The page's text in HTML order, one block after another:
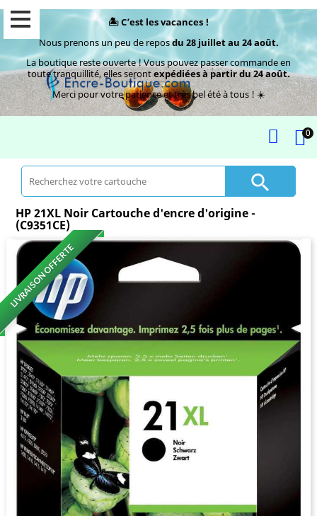
🏝️ C’est les vacances !
Nous prenons un peu de reposdu 28 juillet au 24 août.
La boutique reste ouverte ! Vous pouvez passer commande en
toute tranquillité, elles serontexpédiées à partir du 24 août.
Merci pour votre patience et très bel été à tous ! ☀️
0

HP 21XL Noir Cartouche d'encre d'origine -
(C9351CE)
LIVRAISON OFFERTE